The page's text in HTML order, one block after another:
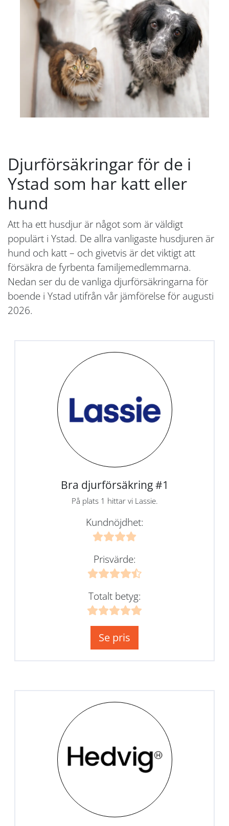
Djurförsäkringar för de i
Ystad som har katt eller
hund
Att ha ett husdjur är något som är väldigt
populärt i Ystad. De allra vanligaste husdjuren är
hund och katt – och givetvis är det viktigt att
försäkra de fyrbenta familjemedlemmarna.
Nedan ser du de vanliga djurförsäkringarna för
boende i Ystad utifrån vår jämförelse för augusti
2026.
Bra djurförsäkring #1
På plats 1 hittar vi Lassie.
Kundnöjdhet:
Prisvärde:
Totalt betyg:
Se pris